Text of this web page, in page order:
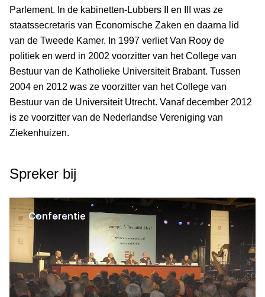
Parlement. In de kabinetten-Lubbers II en III was ze
staatssecretaris van Economische Zaken en daarna lid
van de Tweede Kamer. In 1997 verliet Van Rooy de
politiek en werd in 2002 voorzitter van het College van
Bestuur van de Katholieke Universiteit Brabant. Tussen
2004 en 2012 was ze voorzitter van het College van
Bestuur van de Universiteit Utrecht. Vanaf december 2012
is ze voorzitter van de Nederlandse Vereniging van
Ziekenhuizen.
Spreker bij
Conferentie